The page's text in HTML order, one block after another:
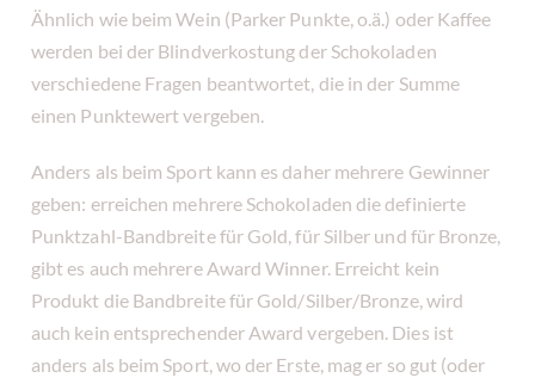
Ähnlich wie beim Wein (Parker Punkte, o.ä.) oder Kaffee
werden bei der Blindverkostung der Schokoladen
verschiedene Fragen beantwortet, die in der Summe
einen Punktewert vergeben.
Anders als beim Sport kann es daher mehrere Gewinner
geben: erreichen mehrere Schokoladen die definierte
Punktzahl-Bandbreite für Gold, für Silber und für Bronze,
gibt es auch mehrere Award Winner. Erreicht kein
Produkt die Bandbreite für Gold/Silber/Bronze, wird
auch kein entsprechender Award vergeben. Dies ist
anders als beim Sport, wo der Erste, mag er so gut (oder